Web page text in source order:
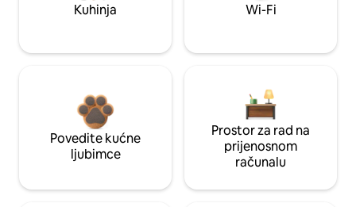
Kuhinja Wi-Fi
Povedite kućne
ljubimce
Prostor za rad na
prijenosnom
računalu